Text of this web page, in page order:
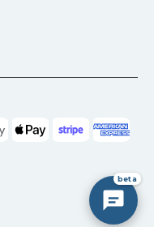
beta